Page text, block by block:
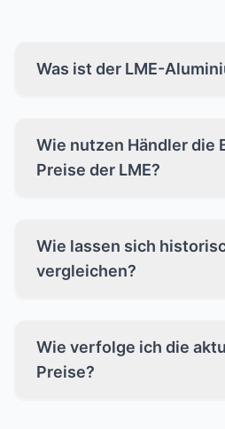
Was ist der LME-
Wie nutzen Händler die
Preise der LME?
Wie lassen sich
vergleichen?
Wie verfolge ich die
Preise?